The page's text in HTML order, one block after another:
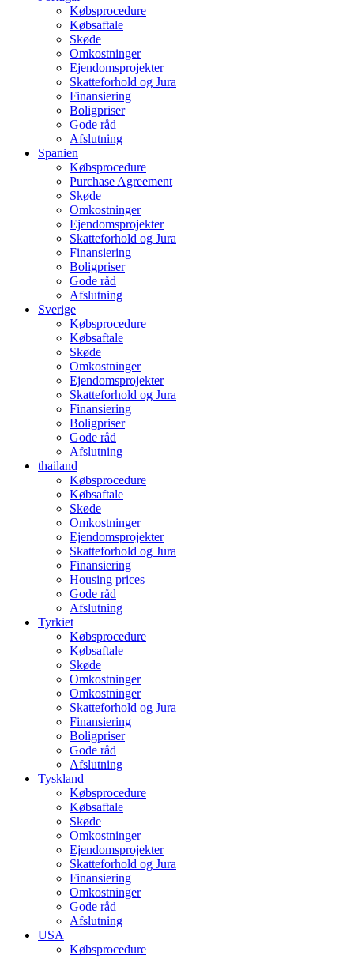
Købsprocedure
Købsaftale
Skøde
Omkostninger
Ejendomsprojekter
Skatteforhold og Jura
Finansiering
Boligpriser
Gode råd
Afslutning
Spanien
Købsprocedure
Purchase Agreement
Skøde
Omkostninger
Ejendomsprojekter
Skatteforhold og Jura
Finansiering
Boligpriser
Gode råd
Afslutning
Sverige
Købsprocedure
Købsaftale
Skøde
Omkostninger
Ejendomsprojekter
Skatteforhold og Jura
Finansiering
Boligpriser
Gode råd
Afslutning
thailand
Købsprocedure
Købsaftale
Skøde
Omkostninger
Ejendomsprojekter
Skatteforhold og Jura
Finansiering
Housing prices
Gode råd
Afslutning
Tyrkiet
Købsprocedure
Købsaftale
Skøde
Omkostninger
Omkostninger
Skatteforhold og Jura
Finansiering
Boligpriser
Gode råd
Afslutning
Tyskland
Købsprocedure
Købsaftale
Skøde
Omkostninger
Ejendomsprojekter
Skatteforhold og Jura
Finansiering
Omkostninger
Gode råd
Afslutning
USA
Købsprocedure